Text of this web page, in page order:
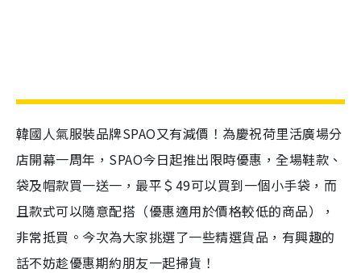
韓國人氣服裝品牌SPAO又有減價！為慶祝荷里活廣場分
店開幕一周年，SPAO今日起推出限時優惠，全場鞋款、
袋及帽款買一送一，最平＄49可以買到一個小手袋，而
且款式可以隨意配搭（優惠適用於價格較低的商品），
非常抵買。今次為大家挑選了一些精選貨品，有興趣的
話不妨趁優惠期約朋友一起掃貨！